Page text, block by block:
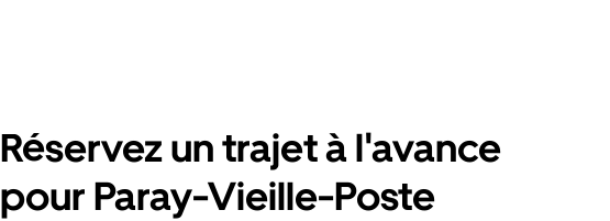
Réservez un trajet à l'avance
pour Paray-Vieille-Poste